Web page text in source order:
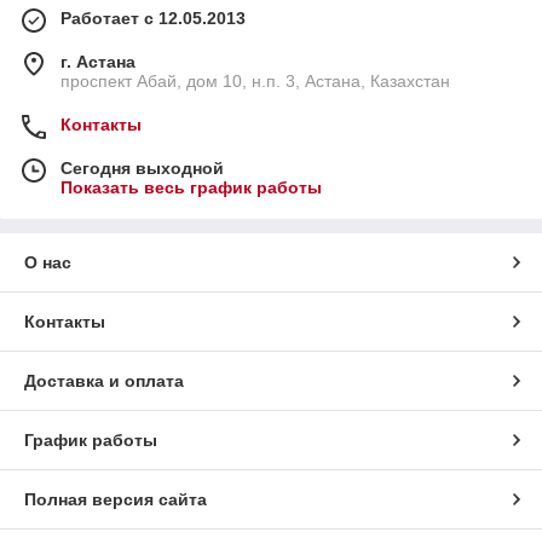
Работает с 12.05.2013
г. Астана
проспект Абай, дом 10, н.п. 3, Астана, Казахстан
Контакты
Сегодня выходной
Показать весь график работы
О нас
Контакты
Доставка и оплата
График работы
Полная версия сайта